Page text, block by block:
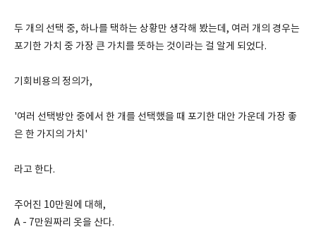
두 개의 선택 중, 하나를 택하는 상황만 생각해 봤는데, 여러 개의 경우는
포기한 가치 중 가장 큰 가치를 뜻하는 것이라는 걸 알게 되었다.
기회비용의 정의가,
'여러 선택방안 중에서 한 개를 선택했을 때 포기한 대안 가운데 가장 좋
은 한 가지의 가치'
라고 한다.
주어진 10만원에 대해,
A - 7만원짜리 옷을 산다.